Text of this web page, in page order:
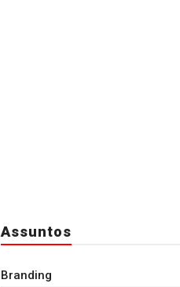
Assuntos
Branding